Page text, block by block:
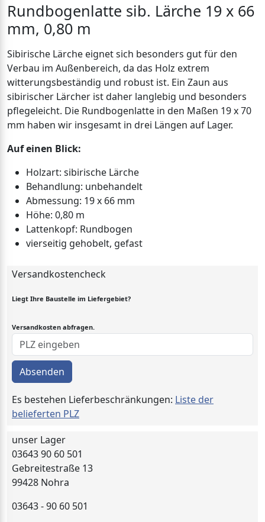
Rundbogenlatte sib. Lärche 19 x 66
mm, 0,80 m
Sibirische Lärche eignet sich besonders gut für den
Verbau im Außenbereich, da das Holz extrem
witterungsbeständig und robust ist. Ein Zaun aus
sibirischer Lärcher ist daher langlebig und besonders
pflegeleicht. Die Rundbogenlatte in den Maßen 19 x 70
mm haben wir insgesamt in drei Längen auf Lager.
Auf einen Blick:
Holzart: sibirische Lärche
Behandlung: unbehandelt
Abmessung: 19 x 66 mm
Höhe: 0,80 m
Lattenkopf: Rundbogen
vierseitig gehobelt, gefast
Versandkostencheck
Liegt Ihre Baustelle im Liefergebiet?
Versandkosten abfragen.
Absenden
Es bestehen Lieferbeschränkungen: Liste der
belieferten PLZ
unser Lager
03643 90 60 501
Gebreitestraße 13
99428 Nohra
03643 - 90 60 501